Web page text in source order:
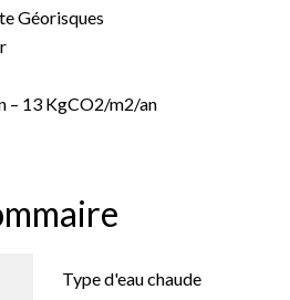
Géorisques
– 13 KgCO2/m2/an
Type d'eau chaude